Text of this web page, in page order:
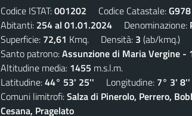
Codice ISTAT:001202 Codice Catastale:G978
Abitanti: 254 al 01.01.2024 Denominazione:
Superficie: 72,61 Kmq. Densità: 3 (ab/kmq.)
Santo patrono:Assunzione di Maria Vergine -
Altitudine media: 1455 m.s.l.m.
Latitudine:44° 53' 25'' Longitudine: 7° 3' 8''
Comuni limitrofi:Salza di Pinerolo, Perrero,
Cesana, Pragelato